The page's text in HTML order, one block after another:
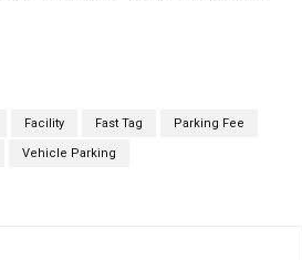
Facility Fast Tag Parking Fee
Vehicle Parking